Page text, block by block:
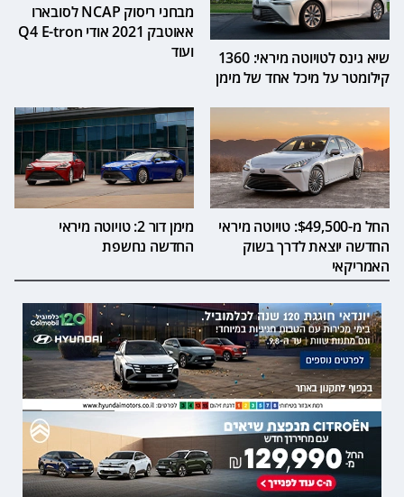
שיא גינס לטויוטה מיראי: 1360
קילומטר על מיכל אחד של מימן
מבחני ריסוק NCAP לסובארו
אאוטבק 2021 אודי Q4 E-tron
ועוד
החל מ-$49,500: טויוטה מיראי
החדשה יוצאת לדרך בשוק
האמריקאי
מימן דור 2: טויוטה מיראי
החדשה נחשפת